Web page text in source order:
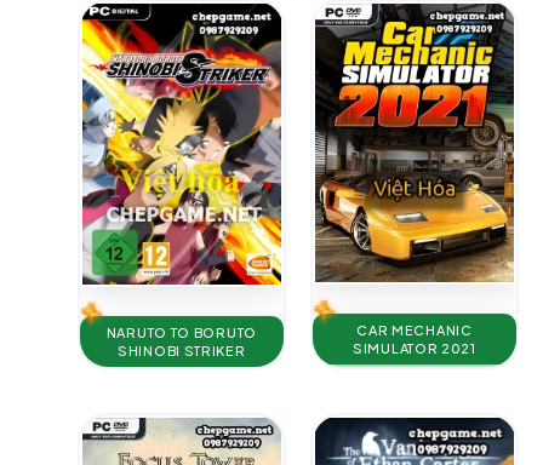
NARUTO TO BORUTO
SHINOBI STRIKER
CAR MECHANIC
SIMULATOR 2021